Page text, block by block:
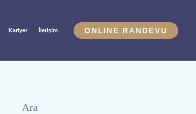
Kariyer İletişim ONLINE RANDEVU
Ara